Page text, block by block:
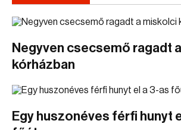
Negyven csecsemő ragadt
kórházban
Egy huszonéves férfi hunyt